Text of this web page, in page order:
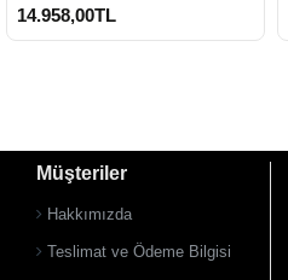
14.958,00TL
Müşteriler
Hakkımızda
Teslimat ve Ödeme Bilgisi